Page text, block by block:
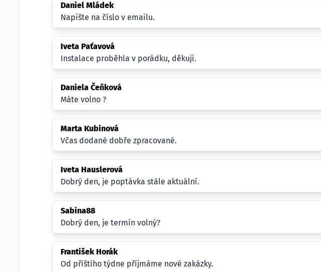
Daniel Mládek
Napište na číslo v emailu.
Iveta Paťavová
Instalace proběhla v porádku, děkuji.
Daniela Čeňková
Máte volno ?
Marta Kubinová
Včas dodané dobře zpracované.
Iveta Hauslerová
Dobrý den, je poptávka stále aktuální.
Sabina88
Dobrý den, je termín volný?
František Horák
Od příštího týdne příjmáme nové zakázky.